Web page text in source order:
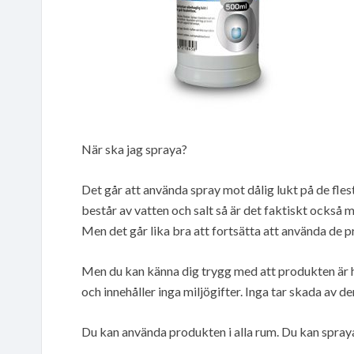
När ska jag spraya?
Det går att använda spray mot dålig lukt på de
består av vatten och salt så är det faktiskt också
Men det går lika bra att fortsätta att använda de
Men du kan känna dig trygg med att produkten är
och innehåller inga miljögifter. Inga tar skada av
Du kan använda produkten i alla rum. Du kan